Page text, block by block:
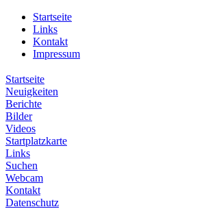
Startseite
Links
Kontakt
Impressum
Startseite
Neuigkeiten
Berichte
Bilder
Videos
Startplatzkarte
Links
Suchen
Webcam
Kontakt
Datenschutz